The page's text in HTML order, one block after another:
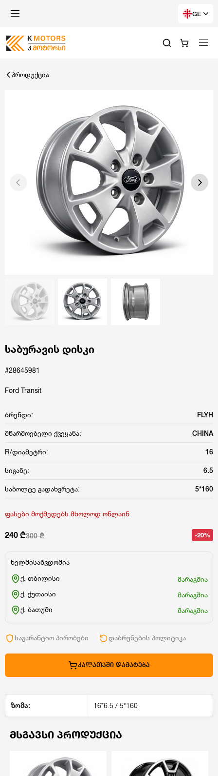
GE
პროდუქცია
საბურავის დისკი
#28645981
Ford Transit
ბრენდი: FLYH
მწარმოებელი ქვეყანა: CHINA
R/დიამეტრი: 16
სიგანე: 6.5
საბოლტე გადახვრეტა: 5*160
ფასები მოქმედებს მხოლოდ ონლაინ
240 ₾300 ₾ -20%
ხელმისაწვდომია
ქ. თბილისი
მარაგშია
ქ. ქუთაისი
მარაგშია
ქ. ბათუმი
მარაგშია
საგარანტიო პირობები დაბრუნების პოლიტიკა
ᲙᲐᲚᲐᲗᲐᲨᲘ ᲓᲐᲛᲐᲢᲔᲑᲐ
ზომა: 16*6.5 / 5*160
ᲛᲡᲒᲐᲕᲡᲘ ᲞᲠᲝᲓᲣᲥᲪᲘᲐ